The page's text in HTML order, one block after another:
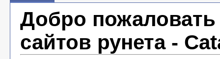
Добро
сайтов рунета -